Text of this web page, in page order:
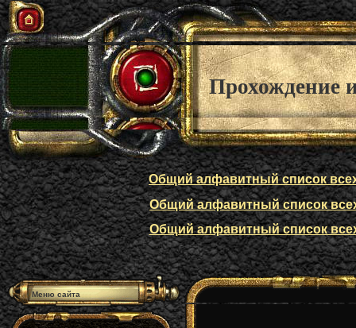
Прохождение
Общий алфавитный список
Общий алфавитный список
Общий алфавитный список
Меню сайта